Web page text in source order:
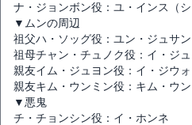
ナ・ジョンボン役：ユ・インス（シ
▼ムンの周辺
祖父ハ・ソッグ役：ユン・ジュサン
祖母チャン・チュノク役：イ・ジ
親友イム・ジュヨン役：イ・ジウ
親友キム・ウンミン役：キム・ウン
▼悪鬼
チ・チョンシン役：イ・ホンネ